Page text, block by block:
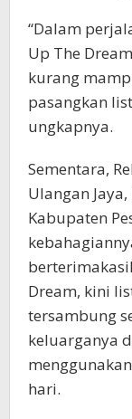
“Dalam
Up The
kurang
pasangkan
ungkapnya.
Sementara,
Ulangan
Kabupaten
Dream, kini
tersambung
keluarganya
hari.